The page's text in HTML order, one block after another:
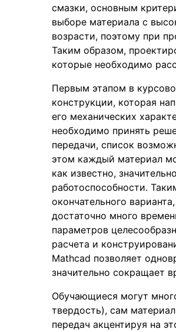
смазки, основным
выборе материала с
возрасти, поэтому при
Таким образом,
которые необходимо
Первым этапом в
конструкции, которая
его механических
необходимо принять
передачи, список
этом каждый материал
как известно,
работоспособности.
окончательного
достаточно много
параметров
расчета и
Mathcad позволяет
значительно сокращает
Обучающиеся могут
твердость), сам
передач акцентируя на